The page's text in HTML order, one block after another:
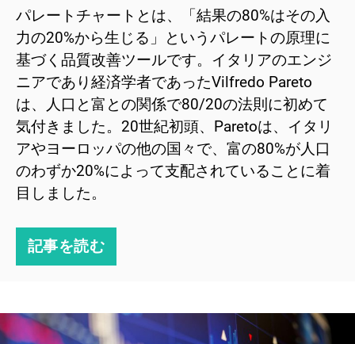
パレートチャートとは、「結果の80%はその入
力の20%から生じる」というパレートの原理に
基づく品質改善ツールです。イタリアのエンジ
ニアであり経済学者であったVilfredo Pareto
は、人口と富との関係で80/20の法則に初めて
気付きました。20世紀初頭、Paretoは、イタリ
アやヨーロッパの他の国々で、富の80%が人口
のわずか20%によって支配されていることに着
目しました。
記事を読む